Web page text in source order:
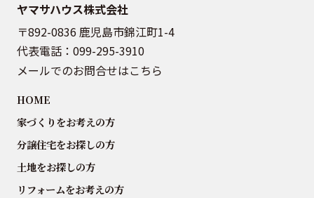
ヤマサハウス株式会社
〒892-0836 鹿児島市錦江町1-4
代表電話： 099-295-3910
メールでのお問合せはこちら
HOME
家づくりをお考えの方
分譲住宅をお探しの方
土地をお探しの方
リフォームをお考えの方